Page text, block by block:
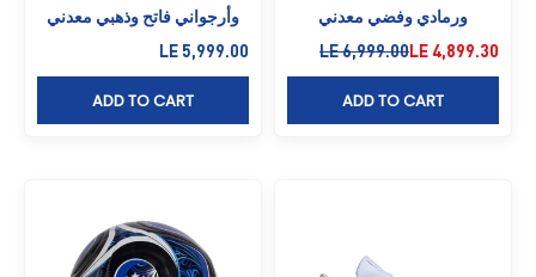
ورمادي وفضي معدني
السعر بعد الخصم
LE 4,899.30السعر قبل الخصم
LE 6,999.00
ADD TO CART
وأرجواني فاتح وذهبي معدني
السعر بعد الخصم
LE 5,999.00
ADD TO CART